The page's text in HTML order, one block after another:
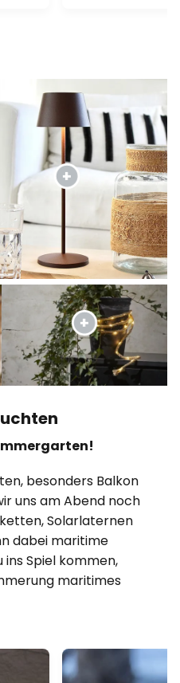
besonders Balkon
uns am Abend noch
Solarlaternen
dabei maritime
Spiel kommen,
maritimes